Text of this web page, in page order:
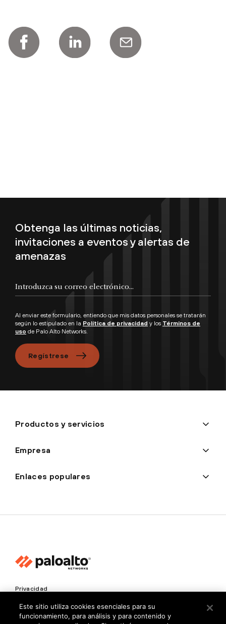
Obtenga las últimas noticias,
invitaciones a eventos y alertas de
amenazas
Al enviar este formulario, entiendo que mis datos personales se tratarán
según lo estipulado en la Política de privacidad y los Términos de
uso de Palo Alto Networks.
Regístrese
Productos y servicios
Empresa
Enlaces populares
Privacidad
Centro de confianza
Condiciones de uso
Este sitio utiliza cookies esenciales para su
funcionamiento, para análisis y para contenido y